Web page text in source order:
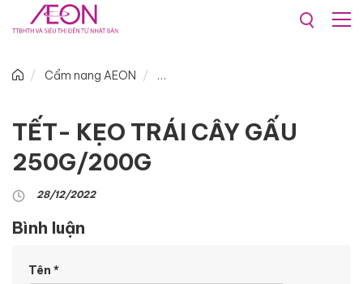
Cẩm nang AEON
TẾT- KẸO TRÁI CÂY GẤU
250G/200G
28/12/2022
Bình luận
Tên *